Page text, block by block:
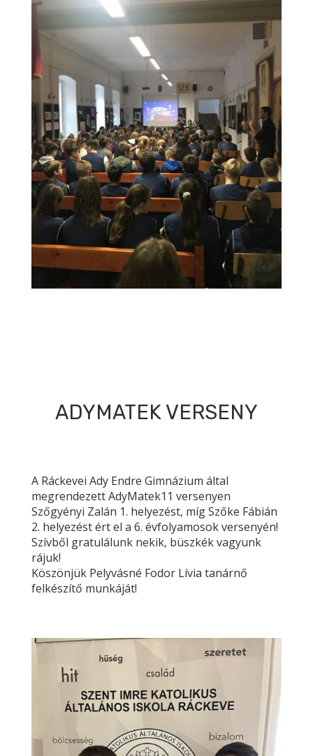
ADYMATEK VERSENY
A Ráckevei Ady Endre Gimnázium által
megrendezett AdyMatek11 versenyen
Szőgyényi Zalán 1. helyezést, míg Szőke Fábián
2. helyezést ért el a 6. évfolyamosok versenyén!
Szívből gratulálunk nekik, büszkék vagyunk
rájuk!
Köszönjük Pelyvásné Fodor Lívia tanárnő
felkészítő munkáját!